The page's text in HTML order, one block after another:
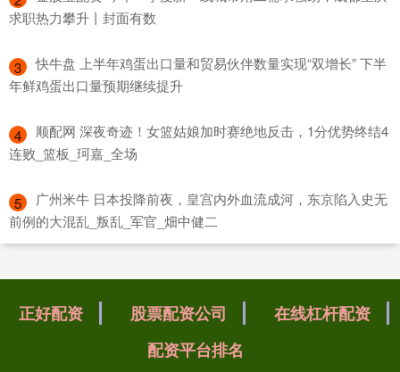
求职热力攀升丨封面有数
3
​快牛盘 上半年鸡蛋出口量和贸易伙伴数量实现“双增长” 下半
年鲜鸡蛋出口量预期继续提升
4
​顺配网 深夜奇迹！女篮姑娘加时赛绝地反击，1分优势终结4
连败_篮板_珂嘉_全场
5
​广州米牛 日本投降前夜，皇宫内外血流成河，东京陷入史无
前例的大混乱_叛乱_军官_畑中健二
正好配资 股票配资公司
在线杠杆配资
配资平台排名